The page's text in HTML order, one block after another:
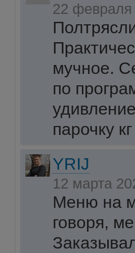
22 февраля
мучное.
по
парочку
YRIJ
12 марта
Меню на
говоря,